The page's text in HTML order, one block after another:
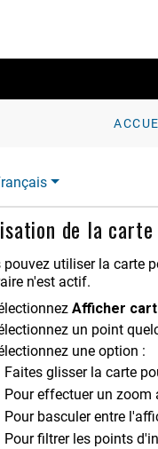
de la carte
pouvez utiliser la carte
n'est actif.
Affich​er
un point
une option :
Faites glisser la carte
Pour effectuer un zoom
Pour basculer entre
Pour filtrer les points